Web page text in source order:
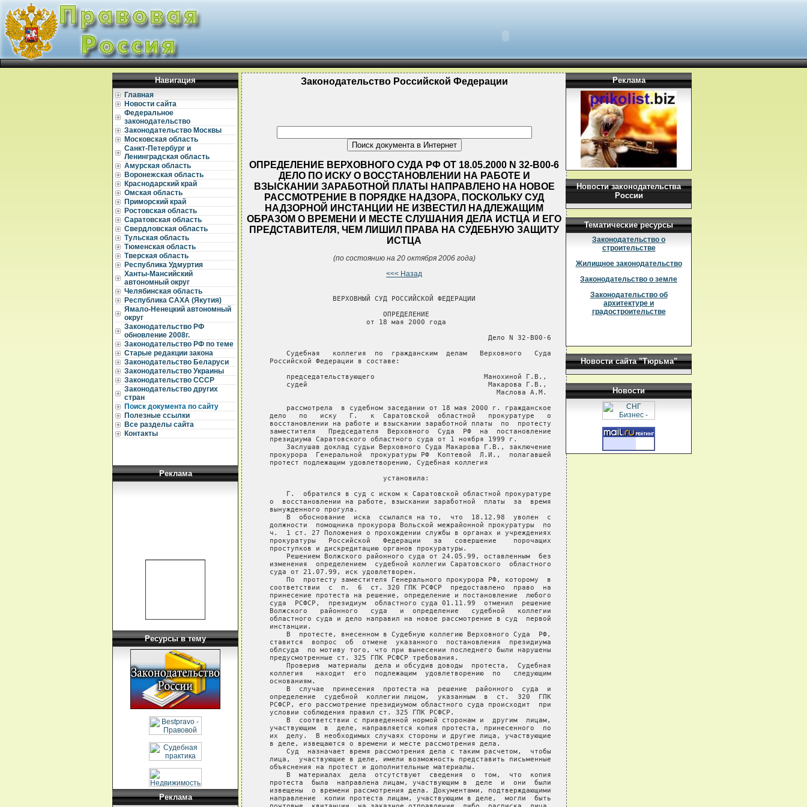
Навигация
Главная
Новости сайта
Федеральное
законодательство
Законодательство Москвы
Московская область
Санкт-Петербург и
Ленинградская область
Амурская область
Воронежская область
Краснодарский край
Омская область
Приморский край
Ростовская область
Саратовская область
Свердловская область
Тульская область
Тюменская область
Тверская область
Республика Удмуртия
Ханты-Мансийский
автономный округ
Челябинская область
Республика САХА (Якутия)
Ямало-Ненецкий автономный
округ
Законодательство РФ
обновление 2008г.
Законодательство РФ по теме
Старые редакции закона
Законодательство Беларуси
Законодательство Украины
Законодательство СССР
Законодательство других
стран
Поиск документа по сайту
Полезные ссылки
Все разделы сайта
Контакты
Реклама
Ресурсы в тему
Реклама
Законодательство Российской Федерации
ОПРЕДЕЛЕНИЕ ВЕРХОВНОГО СУДА РФ ОТ 18.05.2000 N 32-В00-6
ДЕЛО ПО ИСКУ О ВОССТАНОВЛЕНИИ НА РАБОТЕ И
ВЗЫСКАНИИ ЗАРАБОТНОЙ ПЛАТЫ НАПРАВЛЕНО НА НОВОЕ
РАССМОТРЕНИЕ В ПОРЯДКЕ НАДЗОРА, ПОСКОЛЬКУ СУД
НАДЗОРНОЙ ИНСТАНЦИИ НЕ ИЗВЕСТИЛ НАДЛЕЖАЩИМ
ОБРАЗОМ О ВРЕМЕНИ И МЕСТЕ СЛУШАНИЯ ДЕЛА ИСТЦА И ЕГО
ПРЕДСТАВИТЕЛЯ, ЧЕМ ЛИШИЛ ПРАВА НА СУДЕБНУЮ ЗАЩИТУ
ИСТЦА
(по состоянию на 20 октября 2006 года)
<<< Назад
                  ВЕРХОВНЫЙ СУД РОССИЙСКОЙ ФЕДЕРАЦИИ
                              ОПРЕДЕЛЕНИЕ
                          от 18 мая 2000 года
                                                       Дело N 32-В00-6
       Судебная   коллегия  по  гражданским  делам   Верховного   Суда
   Российской Федерации в составе:
       председательствующего                          Манохиной Г.В.,
       судей                                           Макарова Г.В.,
                                                         Маслова А.М.
       рассмотрела  в судебном заседании от 18 мая 2000 г. гражданское
   дело   по   иску   Г.   к  Саратовской  областной   прокуратуре   о
   восстановлении на работе и взыскании заработной платы  по  протесту
   заместителя   Председателя  Верховного  Суда  РФ  на  постановление
   президиума Саратовского областного суда от 1 ноября 1999 г.
       Заслушав доклад судьи Верховного Суда Макарова Г.В., заключение
   прокурора  Генеральной  прокуратуры РФ  Коптевой  Л.И.,  полагавшей
   протест подлежащим удовлетворению, Судебная коллегия
                              установила:
       Г.  обратился в суд с иском к Саратовской областной прокуратуре
   о  восстановлении на работе, взыскании заработной  платы  за  время
   вынужденного прогула.
       В  обоснование  иска  ссылался на то,  что  18.12.98  уволен  с
   должности  помощника прокурора Вольской межрайонной прокуратуры  по
   ч.  1 ст. 27 Положения о прохождении службы в органах и учреждениях
   прокуратуры   Российской   Федерации   за   совершение    порочащих
   проступков и дискредитацию органов прокуратуры.
       Решением Волжского районного суда от 24.05.99, оставленным  без
   изменения  определением  судебной коллегии Саратовского  областного
   суда от 21.07.99, иск удовлетворен.
       По  протесту заместителя Генерального прокурора РФ, которому  в
   соответствии  с  п.  6  ст. 320 ГПК РСФСР  предоставлено  право  на
   принесение протеста на решение, определение и постановление  любого
   суда  РСФСР,  президиум  областного суда 01.11.99  отменил  решение
   Волжского   районного   суда   и  определение   судебной   коллегии
   областного суда и дело направил на новое рассмотрение в суд  первой
   инстанции.
       В  протесте, внесенном в Судебную коллегию Верховного Суда  РФ,
   ставится  вопрос  об  отмене  указанного  постановления  президиума
   облсуда  по мотиву того, что при вынесении последнего были нарушены
   предусмотренные ст. 325 ГПК РСФСР требования.
       Проверив  материалы  дела и обсудив доводы  протеста,  Судебная
   коллегия   находит  его  подлежащим  удовлетворению  по   следующим
   основаниям.
       В  случае  принесения  протеста на  решение  районного  суда  и
   определение  судебной  коллегии лицом,  указанным  в  ст.  320  ГПК
   РСФСР, его рассмотрение президиумом областного суда происходит  при
   условии соблюдения правил ст. 325 ГПК РСФСР.
       В  соответствии с приведенной нормой сторонам и  другим  лицам,
   участвующим  в  деле, направляется копия протеста, принесенного  по
   их  делу.  В необходимых случаях стороны и другие лица, участвующие
   в деле, извещаются о времени и месте рассмотрения дела.
       Суд  назначает время рассмотрения дела с таким расчетом,  чтобы
   лица,  участвующие в деле, имели возможность представить письменные
   объяснения на протест и дополнительные материалы.
       В  материалах  дела  отсутствуют  сведения  о  том,  что  копия
   протеста  была  направлена лицам, участвующим в  деле  и  они  были
   извещены  о времени рассмотрения дела. Документами, подтверждающими
   направление  копии протеста лицам, участвующим в деле,  могли  быть
Реклама
Новости законодательства
России
Тематические ресурсы
Законодательство о
строительстве
Жилищное законодательство
Законодательство о земле
Законодательство об
архитектуре и
градостроительстве
Новости сайта "Тюрьма"
Новости